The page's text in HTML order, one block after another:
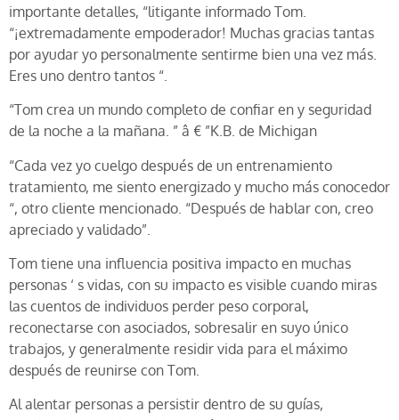
importante detalles, “litigante informado Tom.
“¡extremadamente empoderador! Muchas gracias tantas
por ayudar yo personalmente sentirme bien una vez más.
Eres uno dentro tantos “.
“Tom crea un mundo completo de confiar en y seguridad
de la noche a la mañana. ” â € ”K.B. de Michigan
“Cada vez yo cuelgo después de un entrenamiento
tratamiento, me siento energizado y mucho más conocedor
“, otro cliente mencionado. “Después de hablar con, creo
apreciado y validado”.
Tom tiene una influencia positiva impacto en muchas
personas ‘ s vidas, con su impacto es visible cuando miras
las cuentos de individuos perder peso corporal,
reconectarse con asociados, sobresalir en suyo único
trabajos, y generalmente residir vida para el máximo
después de reunirse con Tom.
Al alentar personas a persistir dentro de su guías,